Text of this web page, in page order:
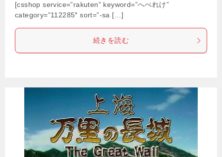
[csshop service=”rakuten” keyword=”へべれけ”
category=”112285″ sort=”-sa […]
続きを読む